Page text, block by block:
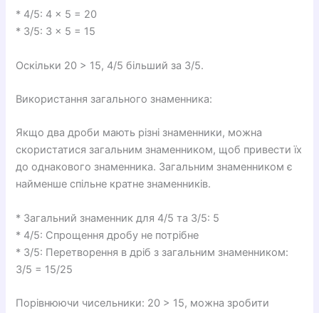
* 4/5: 4 × 5 = 20
* 3/5: 3 × 5 = 15
Оскільки 20 > 15, 4/5 більший за 3/5.
Використання загального знаменника:
Якщо два дроби мають різні знаменники, можна
скористатися загальним знаменником, щоб привести їх
до однакового знаменника. Загальним знаменником є
найменше спільне кратне знаменників.
* Загальний знаменник для 4/5 та 3/5: 5
* 4/5: Спрощення дробу не потрібне
* 3/5: Перетворення в дріб з загальним знаменником:
3/5 = 15/25
Порівнюючи чисельники: 20 > 15, можна зробити